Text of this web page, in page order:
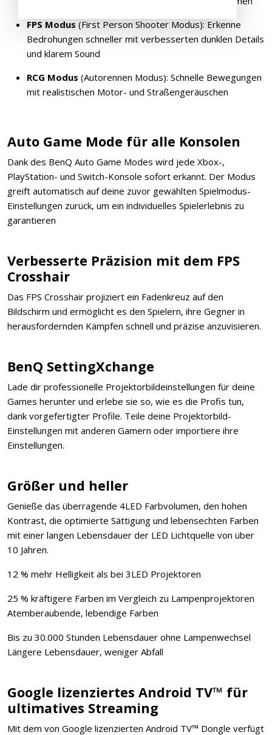
FPS Modus (First Person Shooter Modus): Erkenne
Bedrohungen schneller mit verbesserten dunklen Details
und klarem Sound
RCG Modus (Autorennen Modus): Schnelle Bewegungen
mit realistischen Motor- und Straßengeräuschen
Auto Game Mode für alle Konsolen
Dank des BenQ Auto Game Modes wird jede Xbox-,
PlayStation- und Switch-Konsole sofort erkannt. Der Modus
greift automatisch auf deine zuvor gewählten Spielmodus-
Einstellungen zurück, um ein individuelles Spielerlebnis zu
garantieren
Verbesserte Präzision mit dem FPS
Crosshair
Das FPS Crosshair projiziert ein Fadenkreuz auf den
Bildschirm und ermöglicht es den Spielern, ihre Gegner in
herausfordernden Kämpfen schnell und präzise anzuvisieren.
BenQ SettingXchange
Lade dir professionelle Projektorbildeinstellungen für deine
Games herunter und erlebe sie so, wie es die Profis tun,
dank vorgefertigter Profile. Teile deine Projektorbild-
Einstellungen mit anderen Gamern oder importiere ihre
Einstellungen.
Größer und heller
Genieße das überragende 4LED Farbvolumen, den hohen
Kontrast, die optimierte Sättigung und lebensechten Farben
mit einer langen Lebensdauer der LED Lichtquelle von über
10 Jahren.
12 % mehr Helligkeit als bei 3LED Projektoren
25 % kräftigere Farben im Vergleich zu Lampenprojektoren
Atemberaubende, lebendige Farben
Bis zu 30.000 Stunden Lebensdauer ohne Lampenwechsel
Längere Lebensdauer, weniger Abfall
Google lizenziertes Android TV™ für
ultimatives Streaming
Mit dem von Google lizenzierten Android TV™ Dongle verfügt